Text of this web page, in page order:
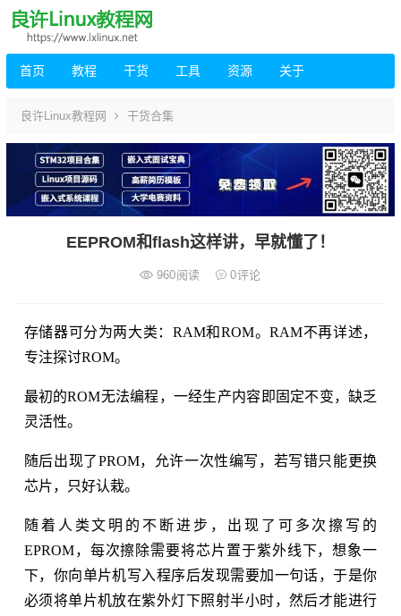
首页 教程 干货 工具 资源 关于
良许Linux教程网 干货合集
EEPROM和flash这样讲，早就懂了！
960阅读 0评论
存储器可分为两大类：RAM和ROM。RAM不再详述，
专注探讨ROM。
最初的ROM无法编程，一经生产内容即固定不变，缺乏
灵活性。
随后出现了PROM，允许一次性编写，若写错只能更换
芯片，只好认栽。
随着人类文明的不断进步，出现了可多次擦写的
EPROM，每次擦除需要将芯片置于紫外线下，想象一
下，你向单片机写入程序后发现需要加一句话，于是你
必须将单片机放在紫外灯下照射半小时，然后才能进行